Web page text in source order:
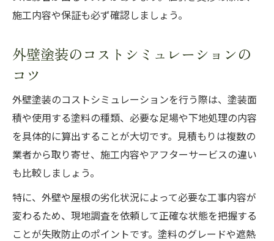
施工内容や保証も必ず確認しましょう。
外壁塗装のコストシミュレーションの
コツ
外壁塗装のコストシミュレーションを行う際は、塗装面
積や使用する塗料の種類、必要な足場や下地処理の内容
を具体的に算出することが大切です。見積もりは複数の
業者から取り寄せ、施工内容やアフターサービスの違い
も比較しましょう。
特に、外壁や屋根の劣化状況によって必要な工事内容が
変わるため、現地調査を依頼して正確な状態を把握する
ことが失敗防止のポイントです。塗料のグレードや遮熱